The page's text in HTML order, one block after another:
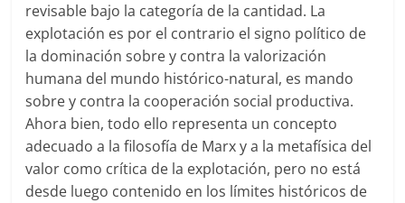
revisable bajo la categoría de la cantidad. La
explotación es por el contrario el signo político de
la dominación sobre y contra la valorización
humana del mundo histórico-natural, es mando
sobre y contra la cooperación social productiva.
Ahora bien, todo ello representa un concepto
adecuado a la filosofía de Marx y a la metafísica del
valor como crítica de la explotación, pero no está
desde luego contenido en los límites históricos de